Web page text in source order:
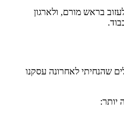
בראש מורם, ולארגון
שהנחיתי לאחרונה עסקנו
יותר: